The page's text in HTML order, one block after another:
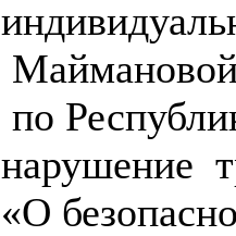
по
нарушение
«О